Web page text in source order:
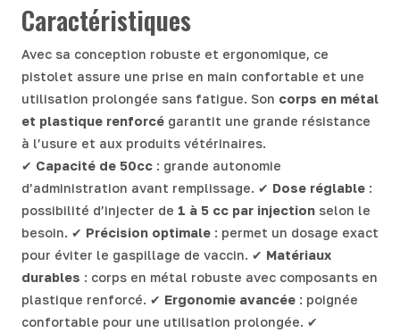
Caractéristiques
Avec sa conception robuste et ergonomique, ce
pistolet assure une prise en main confortable et une
utilisation prolongée sans fatigue. Son corps en métal
et plastique renforcé garantit une grande résistance
à l’usure et aux produits vétérinaires.
✔ Capacité de 50cc : grande autonomie
d’administration avant remplissage. ✔ Dose réglable :
possibilité d’injecter de 1 à 5 cc par injection selon le
besoin. ✔ Précision optimale : permet un dosage exact
pour éviter le gaspillage de vaccin. ✔ Matériaux
durables : corps en métal robuste avec composants en
plastique renforcé. ✔ Ergonomie avancée : poignée
confortable pour une utilisation prolongée. ✔